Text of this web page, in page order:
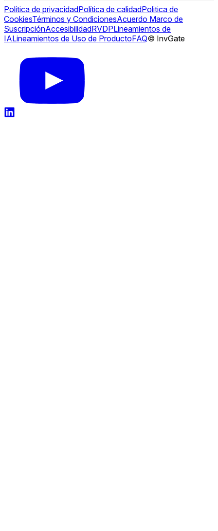
Política de privacidadPolítica de calidadPolitica de
CookiesTérminos y CondicionesAcuerdo Marco de
SuscripciónAccesibilidadRVDPLineamientos de
IALineamientos de Uso de ProductoFAQ© InvGate